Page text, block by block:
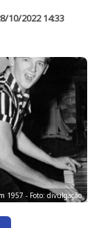
10/2022 14:33
1957 - Foto: divulgação